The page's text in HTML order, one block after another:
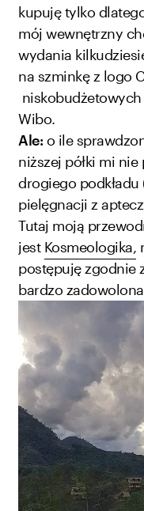
kupuję tylko
mój wewnętrzny
wydania
na szminkę z logo
niskobudżetowych
Wibo.
Ale: o ile
niższej półki mi
drogiego podkładu
pielęgnacji z
Tutaj moją
jest Kosmeologika,
postępuję zgodnie
bardzo